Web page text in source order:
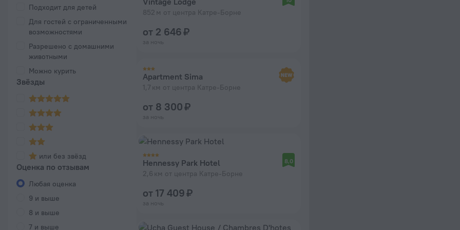
Подходит для детей
Для гостей с ограниченными
возможностями
Разрешено с домашними
животными
Можно курить
Звёзды
или без звёзд
Оценка по отзывам
Любая оценка
9 и выше
8 и выше
7 и выше
852 м от центра Катре-Борне
от 2 646 ₽
за ночь
Apartment Sima
1,7 км от центра Катре-Борне
от 8 300 ₽
за ночь
Hennessy Park Hotel
2,6 км от центра Катре-Борне
8,0
от 17 409 ₽
за ночь